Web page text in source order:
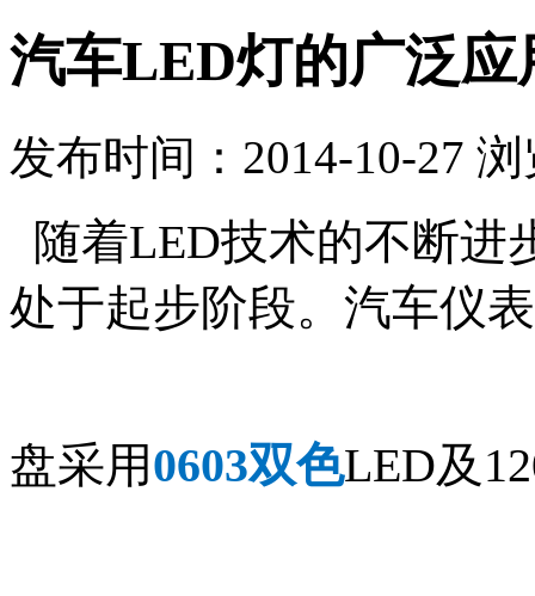
汽车LED灯的广泛应
发布时间：2014-10-27
随着LED技术的不断进
处于起步阶段。汽车仪表
盘采用0603双色LED及